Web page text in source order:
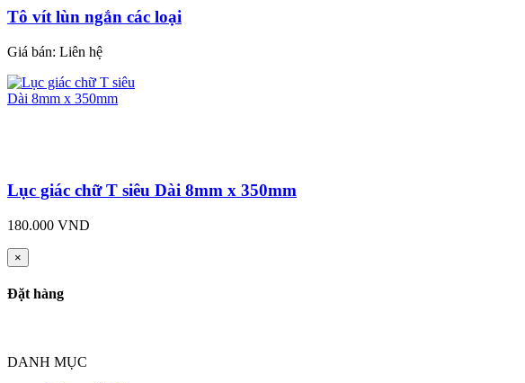
Tô vít lùn ngắn các loại
Giá bán: Liên hệ
Lục giác chữ T siêu Dài 8mm x 350mm
180.000 VND
×
Đặt hàng
DANH MỤC